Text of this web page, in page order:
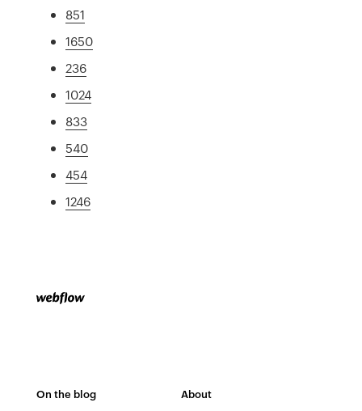
851
1650
236
1024
833
540
454
1246
On the blog About